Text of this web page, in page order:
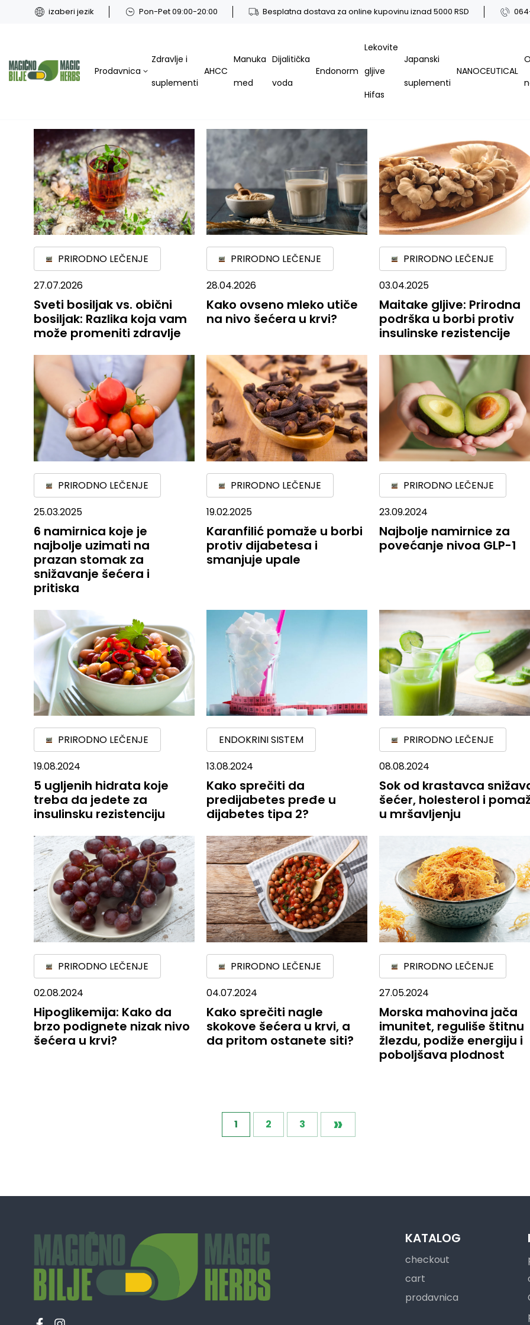
izaberi jezik Pon-Pet 09:00-20:00 Besplatna dostava za online kupovinu iznad 5000 RSD
Prodavnica
Zdravlje i
suplementi
AHCC
Manuka
med
Dijalitička
voda
Endonorm
Lekovite
gljive
Hifas
Japanski
suplementi
NANOCEUTICAL
PRIRODNO LEČENJE
27.07.2026
Sveti bosiljak vs. obični
bosiljak: Razlika koja vam
može promeniti zdravlje
PRIRODNO LEČENJE
28.04.2026
Kako ovseno mleko utiče
na nivo šećera u krvi?
PRIRODNO LEČENJE
03.04.2025
Maitake gljive: Prirodna
podrška u borbi protiv
insulinske rezistencije
PRIRODNO LEČENJE
25.03.2025
6 namirnica koje je
najbolje uzimati na
prazan stomak za
snižavanje šećera i
pritiska
PRIRODNO LEČENJE
19.02.2025
Karanfilić pomaže u borbi
protiv dijabetesa i
smanjuje upale
PRIRODNO LEČENJE
23.09.2024
Najbolje namirnice za
povećanje nivoa GLP-1
PRIRODNO LEČENJE
19.08.2024
5 ugljenih hidrata koje
treba da jedete za
insulinsku rezistenciju
ENDOKRINI SISTEM
13.08.2024
Kako sprečiti da
predijabetes pređe u
dijabetes tipa 2?
PRIRODNO LEČENJE
08.08.2024
Sok od krastavca
šećer, holesterol i
u mršavljenju
PRIRODNO LEČENJE
02.08.2024
Hipoglikemija: Kako da
brzo podignete nizak nivo
šećera u krvi?
PRIRODNO LEČENJE
04.07.2024
Kako sprečiti nagle
skokove šećera u krvi, a
da pritom ostanete siti?
PRIRODNO LEČENJE
27.05.2024
Morska mahovina jača
imunitet, reguliše štitnu
žlezdu, podiže energiju i
poboljšava plodnost
1 2 3 »
KATALOG
checkout
cart
prodavnica